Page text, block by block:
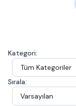
Kategori:
Sırala: